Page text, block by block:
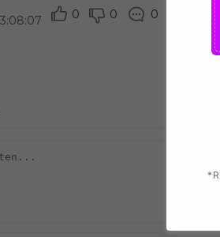
0 0 0 Teilen